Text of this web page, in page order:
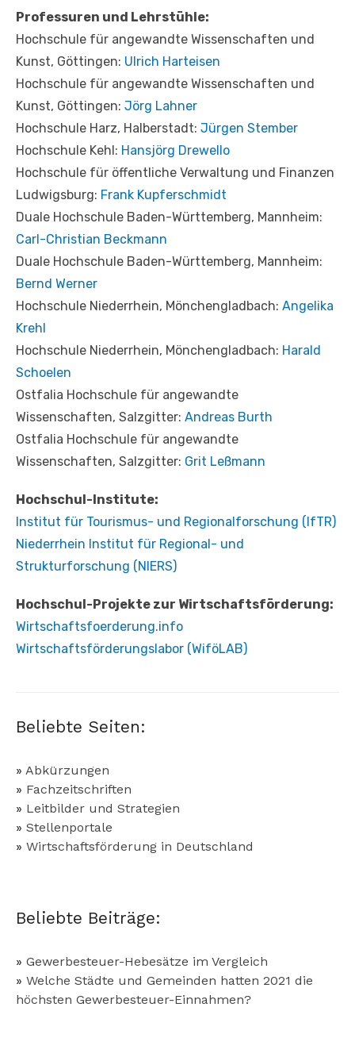
Professuren und Lehrstühle:
Hochschule für angewandte Wissenschaften und
Kunst, Göttingen: Ulrich Harteisen
Hochschule für angewandte Wissenschaften und
Kunst, Göttingen: Jörg Lahner
Hochschule Harz, Halberstadt: Jürgen Stember
Hochschule Kehl: Hansjörg Drewello
Hochschule für öffentliche Verwaltung und Finanzen
Ludwigsburg: Frank Kupferschmidt
Duale Hochschule Baden-Württemberg, Mannheim:
Carl-Christian Beckmann
Duale Hochschule Baden-Württemberg, Mannheim:
Bernd Werner
Hochschule Niederrhein, Mönchengladbach: Angelika
Krehl
Hochschule Niederrhein, Mönchengladbach: Harald
Schoelen
Ostfalia Hochschule für angewandte
Wissenschaften, Salzgitter: Andreas Burth
Ostfalia Hochschule für angewandte
Wissenschaften, Salzgitter: Grit Leßmann
Hochschul-Institute:
Institut für Tourismus- und Regionalforschung (IfTR)
Niederrhein Institut für Regional- und
Strukturforschung (NIERS)
Hochschul-Projekte zur Wirtschaftsförderung:
Wirtschaftsfoerderung.info
Wirtschaftsförderungslabor (WiföLAB)
Beliebte Seiten:
» Abkürzungen
» Fachzeitschriften
» Leitbilder und Strategien
» Stellenportale
» Wirtschaftsförderung in Deutschland
Beliebte Beiträge:
» Gewerbesteuer-Hebesätze im Vergleich
» Welche Städte und Gemeinden hatten 2021 die
höchsten Gewerbesteuer-Einnahmen?